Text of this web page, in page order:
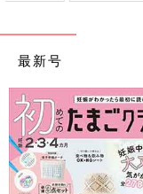
nene.さんは「ウール
かわいすぎて、色違
タイルやカジュアル
わせるのが楽しくな
ちょっとしたア
「ヒートパデッド
最新号